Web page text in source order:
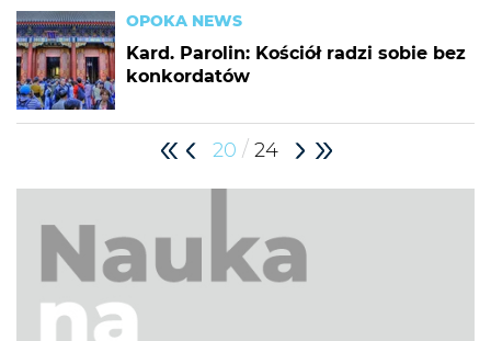
OPOKA NEWS
Kard. Parolin: Kościół radzi sobie bez
konkordatów
20 / 24